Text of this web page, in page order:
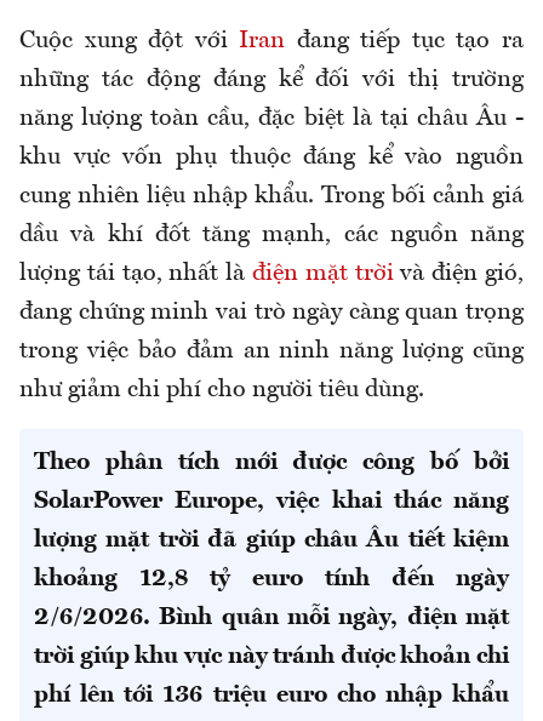
Cuộc xung đột với Iran đang tiếp tục tạo ra
những tác động đáng kể đối với thị trường
năng lượng toàn cầu, đặc biệt là tại châu Âu -
khu vực vốn phụ thuộc đáng kể vào nguồn
cung nhiên liệu nhập khẩu. Trong bối cảnh giá
dầu và khí đốt tăng mạnh, các nguồn năng
lượng tái tạo, nhất là điện mặt trờivà điện gió,
đang chứng minh vai trò ngày càng quan trọng
trong việc bảo đảm an ninh năng lượng cũng
như giảm chi phí cho người tiêu dùng.
Theo phân tích mới được công bố bởi
SolarPower Europe, việc khai thác năng
lượng mặt trời đã giúp châu Âu tiết kiệm
khoảng 12,8 tỷ euro tính đến ngày
2/6/2026. Bình quân mỗi ngày, điện mặt
trời giúp khu vực này tránh được khoản chi
phí lên tới 136 triệu euro cho nhập khẩu